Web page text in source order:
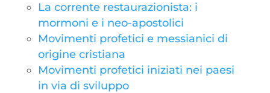
La corrente restaurazionista: i
mormoni e i neo-apostolici
Movimenti profetici e messianici di
origine cristiana
Movimenti profetici iniziati nei paesi
in via di sviluppo